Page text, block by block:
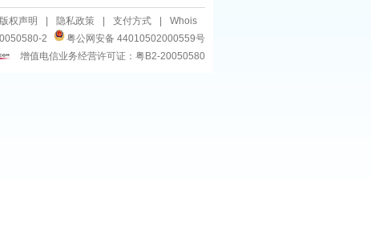
版权声明 隐私政策 支付方式
Whois
粤公网安备 44010502000559号
2
增值电信业务经营许可证：粤B2-20050580